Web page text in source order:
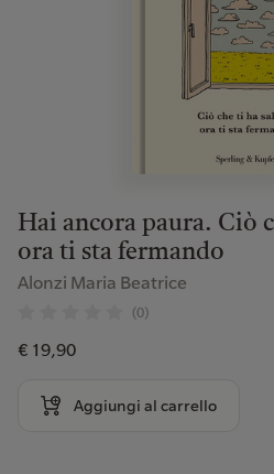
Hai ancora paura. Ciò
ora ti sta fermando
Alonzi Maria Beatrice
(0)
€ 19,90
Aggiungi al carrello